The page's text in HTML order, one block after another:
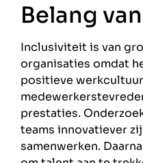
Belang
Inclusiviteit is van
organisaties omdat
positieve
prestaties.
teams innovatiever
samenwerken.